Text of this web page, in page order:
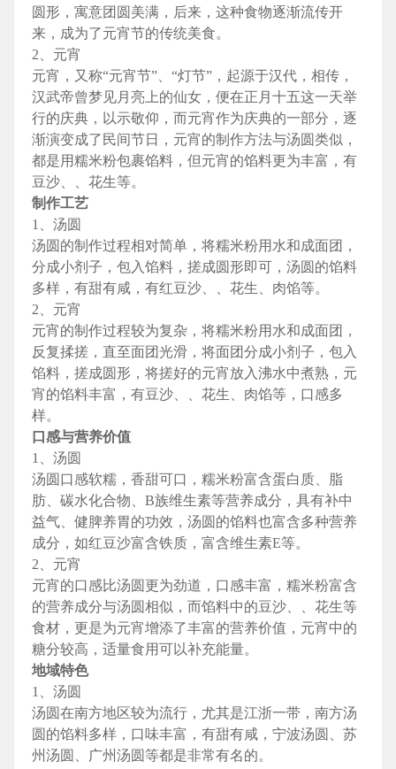
圆形，寓意团圆美满，后来，这种食物逐渐流传开
来，成为了元宵节的传统美食。
2、元宵
元宵，又称“元宵节”、“灯节”，起源于汉代，相传，
汉武帝曾梦见月亮上的仙女，便在正月十五这一天举
行的庆典，以示敬仰，而元宵作为庆典的一部分，逐
渐演变成了民间节日，元宵的制作方法与汤圆类似，
都是用糯米粉包裹馅料，但元宵的馅料更为丰富，有
豆沙、、花生等。
制作工艺
1、汤圆
汤圆的制作过程相对简单，将糯米粉用水和成面团，
分成小剂子，包入馅料，搓成圆形即可，汤圆的馅料
多样，有甜有咸，有红豆沙、、花生、肉馅等。
2、元宵
元宵的制作过程较为复杂，将糯米粉用水和成面团，
反复揉搓，直至面团光滑，将面团分成小剂子，包入
馅料，搓成圆形，将搓好的元宵放入沸水中煮熟，元
宵的馅料丰富，有豆沙、、花生、肉馅等，口感多
样。
口感与营养价值
1、汤圆
汤圆口感软糯，香甜可口，糯米粉富含蛋白质、脂
肪、碳水化合物、B族维生素等营养成分，具有补中
益气、健脾养胃的功效，汤圆的馅料也富含多种营养
成分，如红豆沙富含铁质，富含维生素E等。
2、元宵
元宵的口感比汤圆更为劲道，口感丰富，糯米粉富含
的营养成分与汤圆相似，而馅料中的豆沙、、花生等
食材，更是为元宵增添了丰富的营养价值，元宵中的
糖分较高，适量食用可以补充能量。
地域特色
1、汤圆
汤圆在南方地区较为流行，尤其是江浙一带，南方汤
圆的馅料多样，口味丰富，有甜有咸，宁波汤圆、苏
州汤圆、广州汤圆等都是非常有名的。